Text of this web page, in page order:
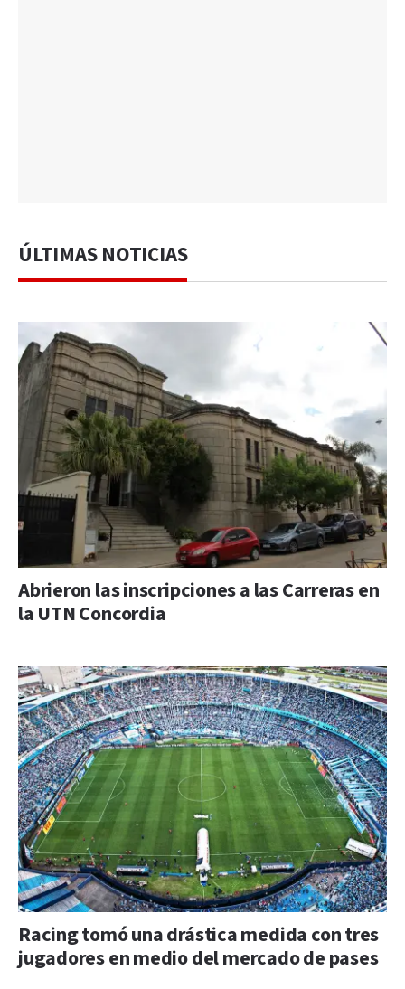
ÚLTIMAS NOTICIAS
Abrieron las inscripciones a las Carreras en
la UTN Concordia
Racing tomó una drástica medida con tres
jugadores en medio del mercado de pases